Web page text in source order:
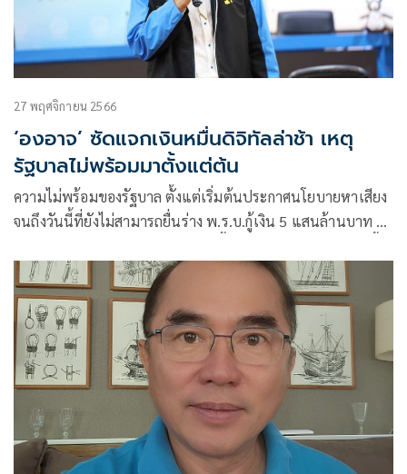
27 พฤศจิกายน 2566
‘องอาจ’ ซัดแจกเงินหมื่นดิจิทัลล่าช้า เหตุ
รัฐบาลไม่พร้อมมาตั้งแต่ต้น
ความไม่พร้อมของรัฐบาล ตั้งแต่เริ่มต้นประกาศนโยบายหาเสียง
จนถึงวันนี้ที่ยังไม่สามารถยื่นร่าง พ.ร.บ.กู้เงิน 5 แสนล้านบาท ให้
ล่าช้า